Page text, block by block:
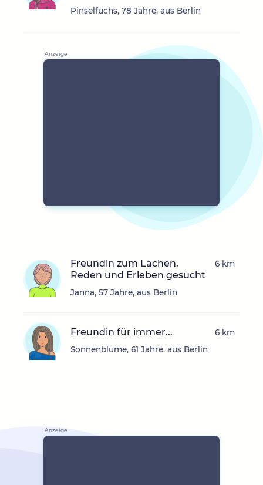
Pinselfuchs, 78 Jahre, aus Berlin
Freundin zum Lachen,
Reden und Erleben gesucht
Janna, 57 Jahre, aus Berlin
6 km
Freundin für immer...
Sonnenblume, 61 Jahre, aus Berlin
6 km